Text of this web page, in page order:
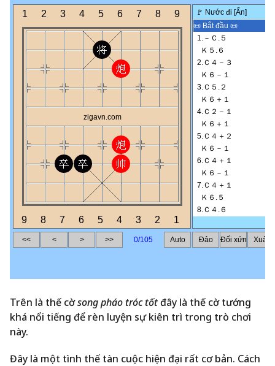
Trên là thế cờsong pháo tróc tốtđây là thế cờ tướng
khá nổi tiếng để rèn luyện sự kiên trì trong trò chơi
này.
Đây là một tình thế tàn cuộc hiện đại rất cơ bản. Cách